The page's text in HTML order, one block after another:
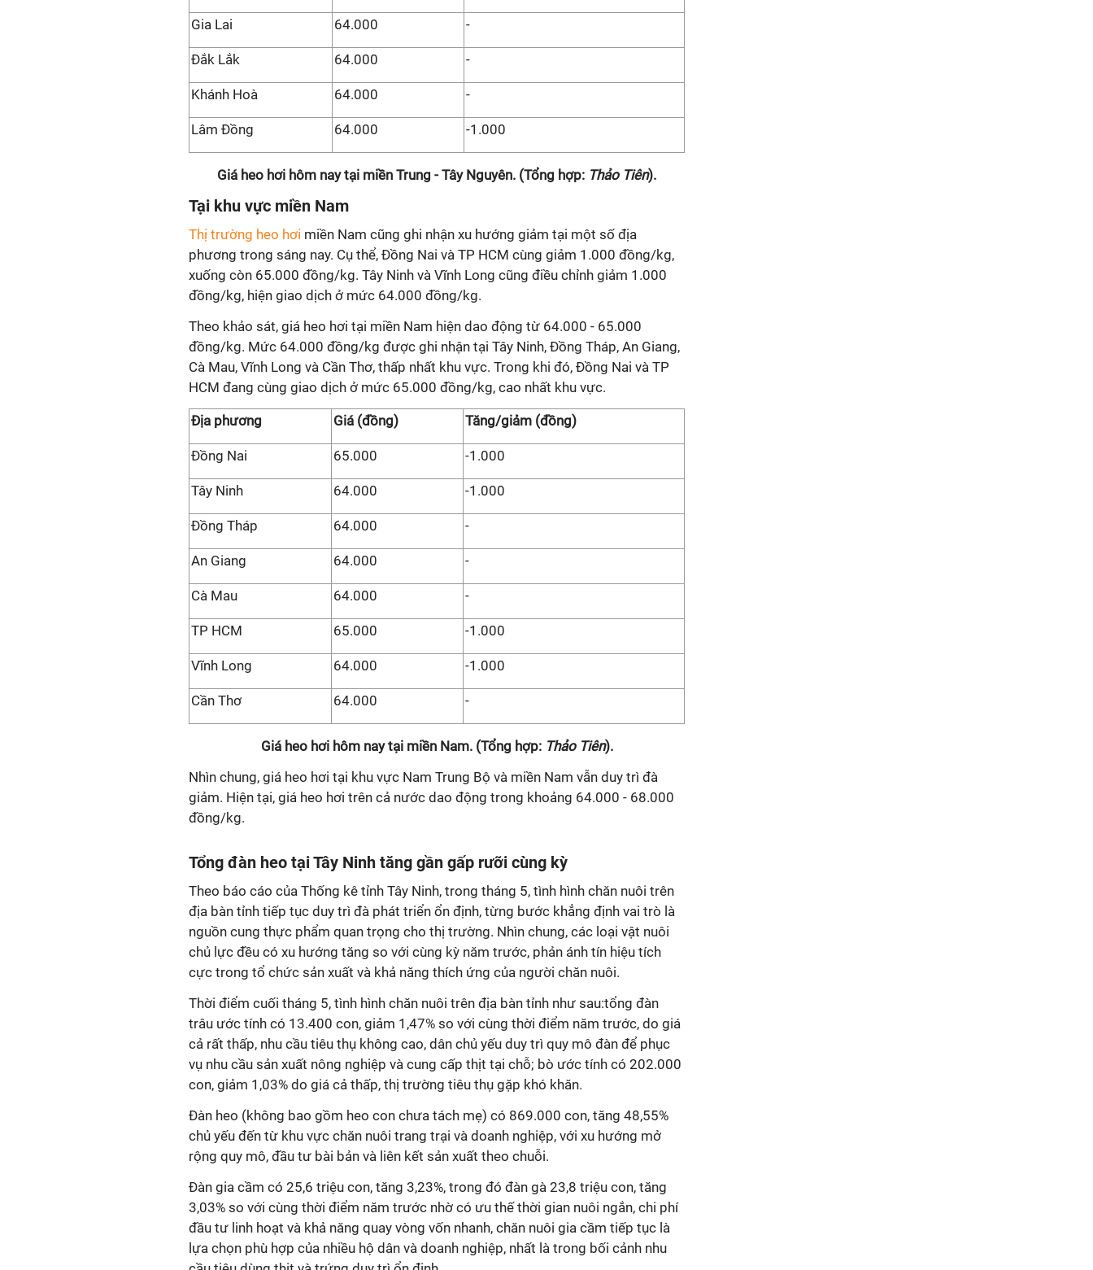
Gia Lai 64.000 -
Đắk Lắk 64.000 -
Khánh Hoà 64.000 -
Lâm Đồng 64.000 -1.000
Giá heo hơi hôm nay tại miền Trung - Tây Nguyên. (Tổng hợp: Thảo Tiên).
Tại khu vực miền Nam
Thị trường heo hơi miền Nam cũng ghi nhận xu hướng giảm tại một số địa
phương trong sáng nay. Cụ thể, Đồng Nai và TP HCM cùng giảm 1.000 đồng/kg,
xuống còn 65.000 đồng/kg. Tây Ninh và Vĩnh Long cũng điều chỉnh giảm 1.000
đồng/kg, hiện giao dịch ở mức 64.000 đồng/kg.
Theo khảo sát, giá heo hơi tại miền Nam hiện dao động từ 64.000 - 65.000
đồng/kg. Mức 64.000 đồng/kg được ghi nhận tại Tây Ninh, Đồng Tháp, An Giang,
Cà Mau, Vĩnh Long và Cần Thơ, thấp nhất khu vực. Trong khi đó, Đồng Nai và TP
HCM đang cùng giao dịch ở mức 65.000 đồng/kg, cao nhất khu vực.
Địa phương Giá (đồng) Tăng/giảm (đồng)
Đồng Nai 65.000 -1.000
Tây Ninh 64.000 -1.000
Đồng Tháp 64.000 -
An Giang 64.000 -
Cà Mau 64.000 -
TP HCM 65.000 -1.000
Vĩnh Long 64.000 -1.000
Cần Thơ 64.000 -
Giá heo hơi hôm nay tại miền Nam. (Tổng hợp: Thảo Tiên).
Nhìn chung, giá heo hơi tại khu vực Nam Trung Bộ và miền Nam vẫn duy trì đà
giảm. Hiện tại, giá heo hơi trên cả nước dao động trong khoảng 64.000 - 68.000
đồng/kg.
Tổng đàn heo tại Tây Ninh tăng gần gấp rưỡi cùng kỳ
Theo báo cáo của Thống kê tỉnh Tây Ninh, trong tháng 5, tình hình chăn nuôi trên
địa bàn tỉnh tiếp tục duy trì đà phát triển ổn định, từng bước khẳng định vai trò là
nguồn cung thực phẩm quan trọng cho thị trường. Nhìn chung, các loại vật nuôi
chủ lực đều có xu hướng tăng so với cùng kỳ năm trước, phản ánh tín hiệu tích
cực trong tổ chức sản xuất và khả năng thích ứng của người chăn nuôi.
Thời điểm cuối tháng 5, tình hình chăn nuôi trên địa bàn tỉnh như sau:tổng đàn
trâu ước tính có 13.400 con, giảm 1,47% so với cùng thời điểm năm trước, do giá
cả rất thấp, nhu cầu tiêu thụ không cao, dân chủ yếu duy trì quy mô đàn để phục
vụ nhu cầu sản xuất nông nghiệp và cung cấp thịt tại chỗ; bò ước tính có 202.000
con, giảm 1,03% do giá cả thấp, thị trường tiêu thụ gặp khó khăn.
Đàn heo (không bao gồm heo con chưa tách mẹ) có 869.000 con, tăng 48,55%
chủ yếu đến từ khu vực chăn nuôi trang trại và doanh nghiệp, với xu hướng mở
rộng quy mô, đầu tư bài bản và liên kết sản xuất theo chuỗi.
Đàn gia cầm có 25,6 triệu con, tăng 3,23%, trong đó đàn gà 23,8 triệu con, tăng
3,03% so với cùng thời điểm năm trước nhờ có ưu thế thời gian nuôi ngắn, chi phí
đầu tư linh hoạt và khả năng quay vòng vốn nhanh, chăn nuôi gia cầm tiếp tục là
lựa chọn phù hợp của nhiều hộ dân và doanh nghiệp, nhất là trong bối cảnh nhu